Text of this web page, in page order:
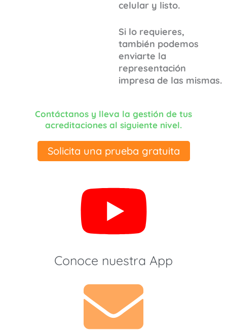
celular y listo.
Si lo requieres,
también podemos
enviarte la
representación
impresa de las mismas.
Contáctanos y lleva la gestión de tus
acreditaciones al siguiente nivel.
Solicita una prueba gratuita
Conoce nuestra App